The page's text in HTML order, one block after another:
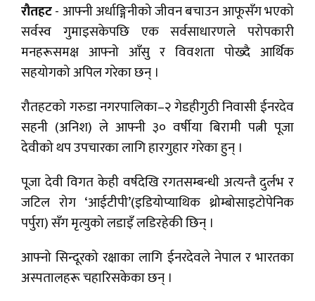
रौतहट- आफ्नी अर्धाङ्गिनीको जीवन बचाउन आफूसँग भएको
सर्वस्व गुमाइसकेपछि एक सर्वसाधारणले परोपकारी
मनहरूसमक्ष आफ्नो आँसु र विवशता पोख्दै आर्थिक
सहयोगको अपिल गरेका छन् ।
रौतहटको गरुडा नगरपालिका–२ गेडहीगुठी निवासी ईनरदेव
सहनी (अनिश) ले आफ्नी ३० वर्षीया बिरामी पत्नी पूजा
देवीको थप उपचारका लागि हारगुहार गरेका हुन् ।
पूजा देवी विगत केही वर्षदेखि रगतसम्बन्धी अत्यन्तै दुर्लभ र
जटिल रोग ‘आईटीपी’(इडियोप्याथिक थ्रोम्बोसाइटोपेनिक
पर्पुरा) सँग मृत्युको लडाइँ लडिरहेकी छिन् ।
आफ्नो सिन्दूरको रक्षाका लागि ईनरदेवले नेपाल र भारतका
अस्पतालहरू चहारिसकेका छन् ।